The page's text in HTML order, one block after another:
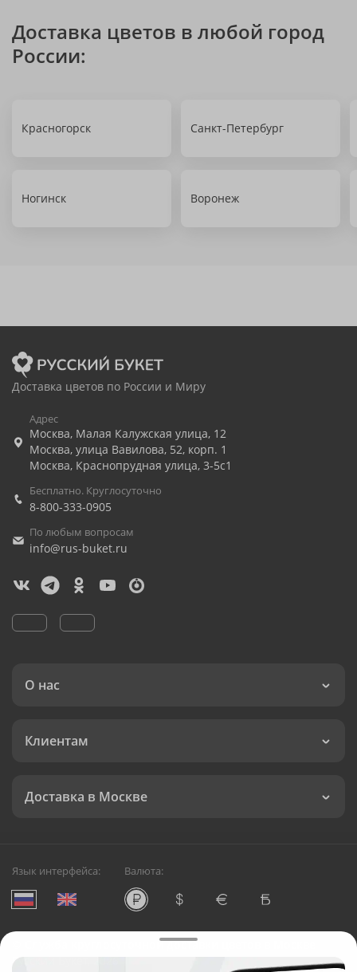
Доставка цветов в любой город
России:
Красногорск Санкт-Петербург
Ногинск Воронеж
Доставка цветов по России и Миру
Адрес
Москва, Малая Калужская улица, 12
Москва, улица Вавилова, 52, корп. 1
Москва, Краснопрудная улица, 3-5с1
Бесплатно. Круглосуточно
8-800-333-0905
По любым вопросам
info@rus-buket.ru
О нас
Клиентам
Доставка в Москве
Язык интерфейса: Валюта:
Служба круглосуточной доставки цветов в Москве
Русский Букет, 2026